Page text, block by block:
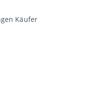
Käufer